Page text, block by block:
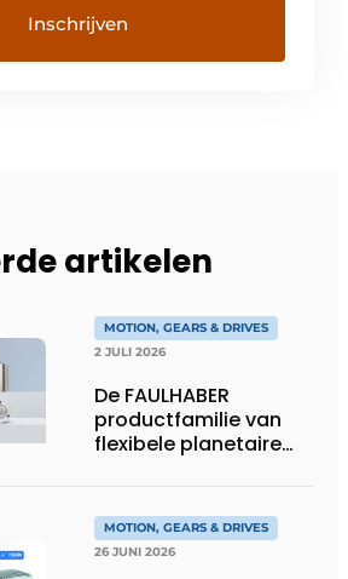
artikelen
MOTION, GEARS & DRIVES
2 JULI 2026
De FAULHABER
productfamilie van
flexibele planetaire
MOTION, GEARS & DRIVES
26 JUNI 2026